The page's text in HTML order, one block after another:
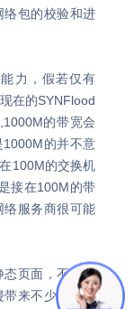
包的校验和进
力，假若仅有
在的SYNFlood
的带宽会
的并不意
100M的交换机
接在100M的带
络服务商很可能
页面，不仅能
带来不少麻烦，